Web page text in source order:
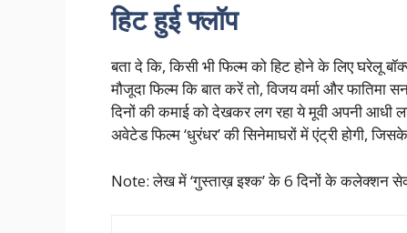
हिट हुई फ्लॉप
बता दे कि, किसी भी फिल्म को हिट होने के लिए
मौजूदा फिल्म कि बात करें तो, विजय वर्मा और
दिनों की कमाई को देखकर लग रहा ये मूवी अपनी आधी
अवेटेड फिल्म ‘धुरंधर’ की सिनेमाघरों में एंट्री होगी,
Note: लेख में ‘गुस्ताख़ इश्क’ के 6 दिनों के कलेक्शन